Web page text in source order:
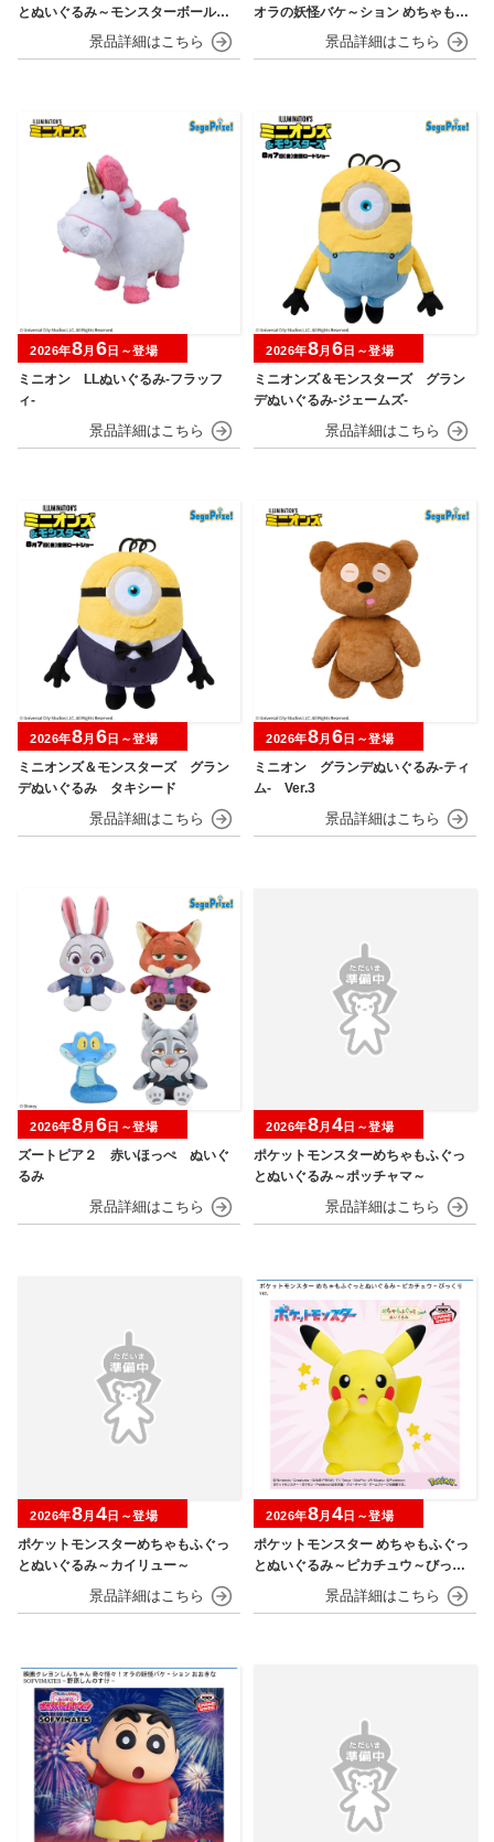
とぬいぐるみ～モンスターボール・
スーパーボール・ハイパーボール・
マスターボール・プレミアボール～
オラの妖怪バケ～ション めちゃもふ
ぐっとぬいぐるみ～おすわりポーズ
ミニオン LLぬいぐるみ‐フラッフ
ィ‐
2026年8月 6日～登場
ミニオンズ＆モンスターズ グラン
デぬいぐるみ‐ジェームズ‐
2026年8月 6日～登場
ミニオンズ＆モンスターズ グラン
デぬいぐるみ タキシード
2026年8月 6日～登場
ミニオン グランデぬいぐるみ‐ティ
ム‐ Ver.3
2026年8月 6日～登場
ズートピア２ 赤いほっぺ ぬいぐ
るみ
2026年8月 6 日～登場
ポケットモンスターめちゃもふぐっ
とぬいぐるみ～ポッチャマ～
2026年8月 4 日～登場
ポケットモンスターめちゃもふぐっ
とぬいぐるみ～カイリュー～
2026年8月 4日～登場
ポケットモンスター めちゃもふぐっ
とぬいぐるみ～ピカチュウ～びっく
2026年8月 4日～登場